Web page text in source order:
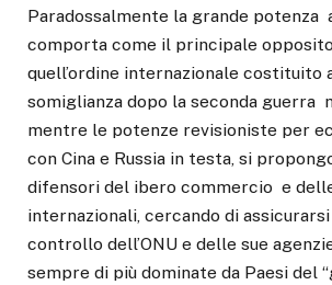
Paradossalmente la grande potenza
comporta come il principale
quell’ordine internazionale costituito
somiglianza dopo la seconda guerra
mentre le potenze revisioniste per
con Cina e Russia in testa, si
difensori del ibero commercio e
internazionali, cercando di
controllo dell’ONU e delle sue
sempre di più dominate da Paesi del